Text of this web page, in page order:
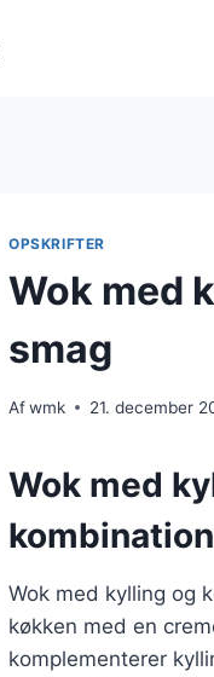
OPSKRIFTER
Wok med
smag
Afwmk 21. december
Wok med
kombination
Wok med kylling og
køkken med en
komplementerer